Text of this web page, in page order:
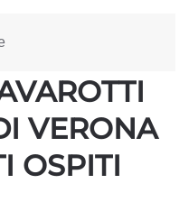
PER
VERONA
OSPITI